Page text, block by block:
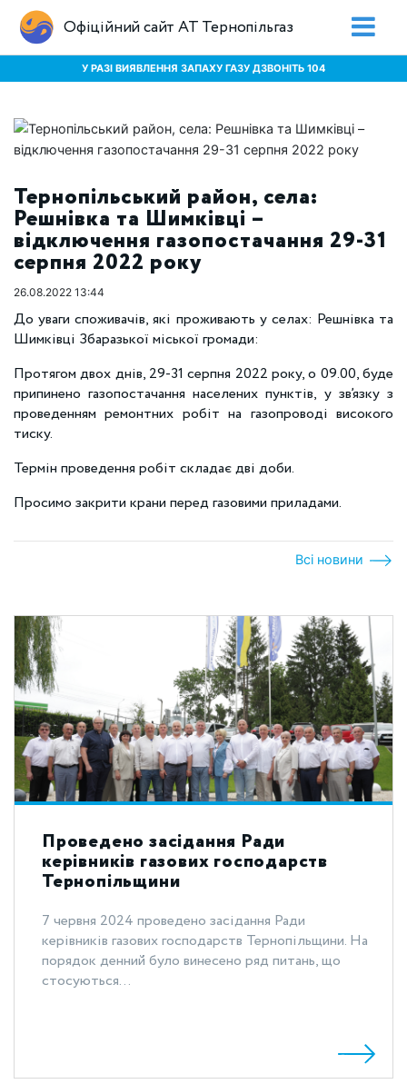
Офіційний сайт АТ Тернопільгаз
У РАЗІ ВИЯВЛЕННЯ ЗАПАХУ ГАЗУ ДЗВОНІТЬ 104
Тернопільський район, села:
Решнівка та Шимківці –
відключення газопостачання 29-31
серпня 2022 року
26.08.2022 13:44
До уваги споживачів, які проживають у селах: Решнівка та
Шимківці Збаразької міської громади:
Протягом двох днів, 29-31 серпня 2022 року, о 09.00, буде
припинено газопостачання населених пунктів, у зв’язку з
проведенням ремонтних робіт на газопроводі високого
тиску.
Термін проведення робіт складає дві доби.
Просимо закрити крани перед газовими приладами.
Всі новини
Проведено засідання Ради
керівників газових господарств
Тернопільщини
7 червня 2024 проведено засідання Ради
керівників газових господарств Тернопільщини. На
порядок денний було винесено ряд питань, що
стосуються...